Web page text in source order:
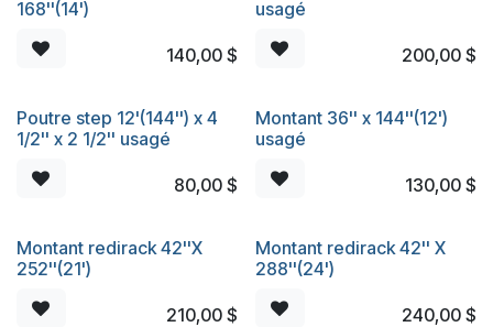
168''(14')
140,00$
usagé
200,00$
Poutre step 12'(144'') x 4
1/2'' x 2 1/2'' usagé
80,00$
Montant 36'' x 144''(12')
usagé
130,00$
Montant redirack 42''X
252''(21')
210,00$
Montant redirack 42'' X
288''(24')
240,00$